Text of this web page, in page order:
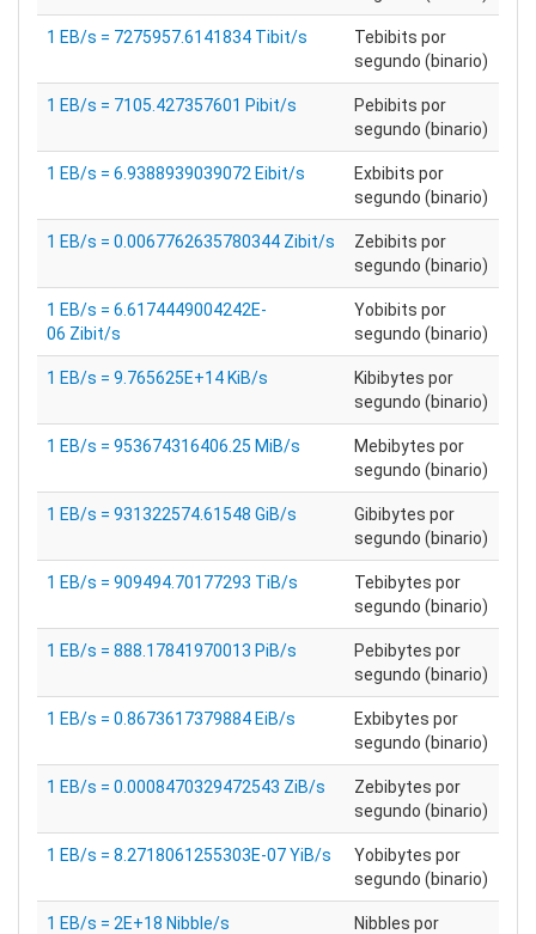
1 EB/s = 7275957.6141834 Tibit/s
Tebibits por
segundo (binario)
1 EB/s = 7105.427357601 Pibit/s
Pebibits por
segundo (binario)
1 EB/s = 6.9388939039072 Eibit/s
Exbibits por
segundo (binario)
1 EB/s = 0.0067762635780344 Zibit/s
Zebibits por
segundo (binario)
1 EB/s = 6.6174449004242E-
06 Zibit/s
Yobibits por
segundo (binario)
1 EB/s = 9.765625E+14 KiB/s
Kibibytes por
segundo (binario)
1 EB/s = 953674316406.25 MiB/s
Mebibytes por
segundo (binario)
1 EB/s = 931322574.61548 GiB/s
Gibibytes por
segundo (binario)
1 EB/s = 909494.70177293 TiB/s
Tebibytes por
segundo (binario)
1 EB/s = 888.17841970013 PiB/s
Pebibytes por
segundo (binario)
1 EB/s = 0.8673617379884 EiB/s
Exbibytes por
segundo (binario)
1 EB/s = 0.0008470329472543 ZiB/s
Zebibytes por
segundo (binario)
1 EB/s = 8.2718061255303E-07 YiB/s
Yobibytes por
segundo (binario)
1 EB/s = 2E+18 Nibble/s
Nibbles por